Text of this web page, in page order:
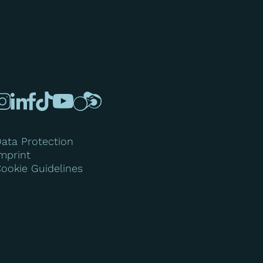
Protection
Guidelines